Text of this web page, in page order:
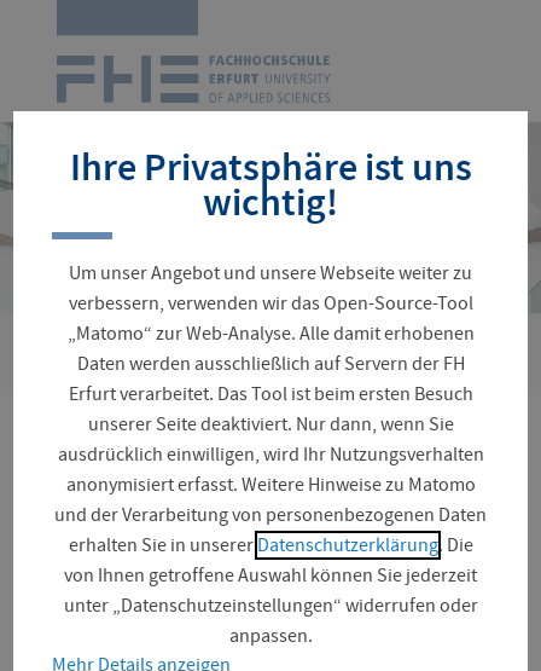
Navigation
überspringen
Sie
sind
hier:
Personenverzeichnis › Breytenbach, Pia
Pia Breytenbach
Ihre Privatsphäre ist uns
wichtig!
Um unser Angebot und unsere Webseite weiter zu
verbessern, verwenden wir das Open-Source-Tool
„Matomo“ zur Web-Analyse. Alle damit erhobenen
Daten werden ausschließlich auf Servern der FH
Erfurt verarbeitet. Das Tool ist beim ersten Besuch
unserer Seite deaktiviert. Nur dann, wenn Sie
ausdrücklich einwilligen, wird Ihr Nutzungsverhalten
anonymisiert erfasst. Weitere Hinweise zu Matomo
und der Verarbeitung von personenbezogenen Daten
erhalten Sie in unserer Datenschutzerklärung. Die
von Ihnen getroffene Auswahl können Sie jederzeit
unter „Datenschutzeinstellungen“ widerrufen oder
anpassen.
Mehr Details anzeigen